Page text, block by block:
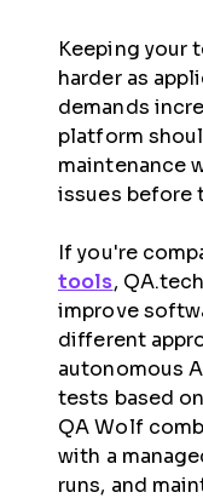
Keeping your
harder as
demands
platform
maintenance
issues before
If you're
tools,
improve
different
autonomous
tests based
QA Wolf
with a
runs, and